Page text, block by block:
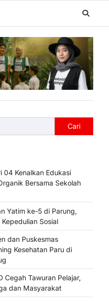
Cari
04 Kenalkan Edukasi
Bersama Sekolah
Yatim ke-5 di Parung,
Sosial
dan Puskesmas
Kesehatan Paru di
Cegah Tawuran Pelajar,
dan Masyarakat